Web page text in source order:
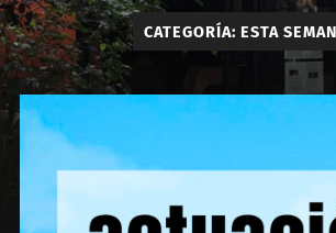
CATEGORÍA: ESTA